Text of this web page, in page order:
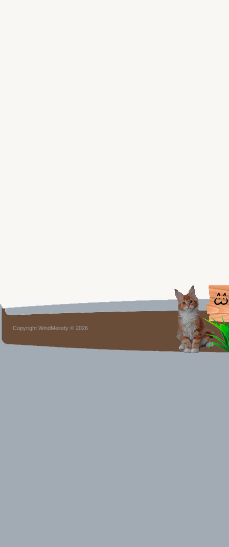
Copyright WindMelody © 2026